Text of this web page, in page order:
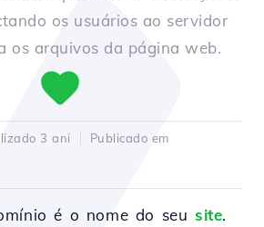
os usuários ao servidor
os arquivos da página web.
3 ani
Publicado em
é o nome do seu site.